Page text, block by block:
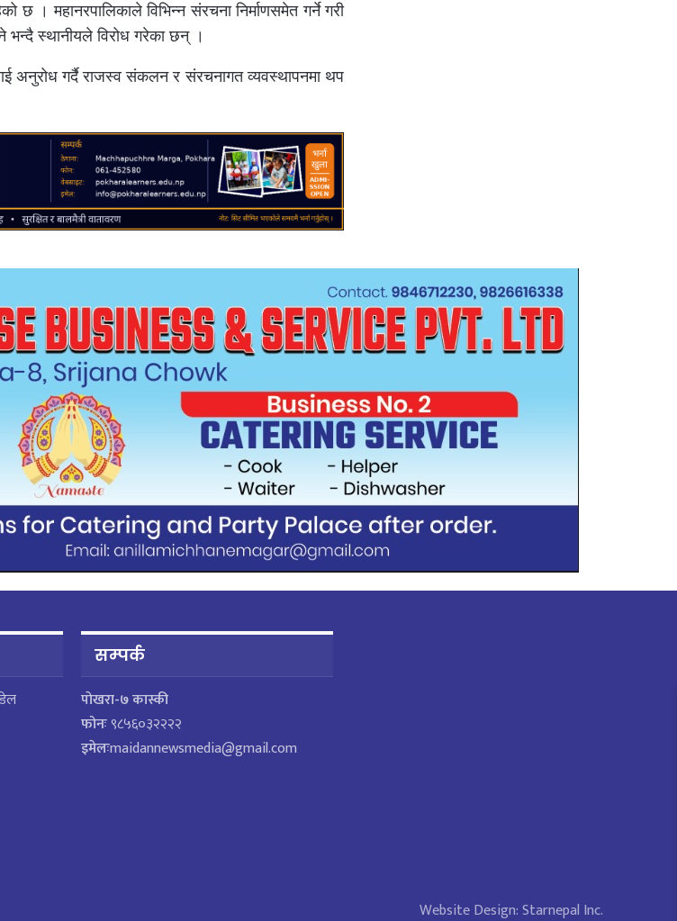
छ । महानरपालिकाले विभिन्न संरचना निर्माणसमेत गर्ने गरी
भन्दै स्थानीयले विरोध गरेका छन् ।
अनुरोध गर्दै राजस्व संकलन र संरचनागत व्यवस्थापनमा थप
सम्पर्क
पाेखरा-७ कास्की
फोनः९८५६०३२२२२
इमेलःmaidannewsmedia@gmail.com
Website Design:Starnepal Inc.